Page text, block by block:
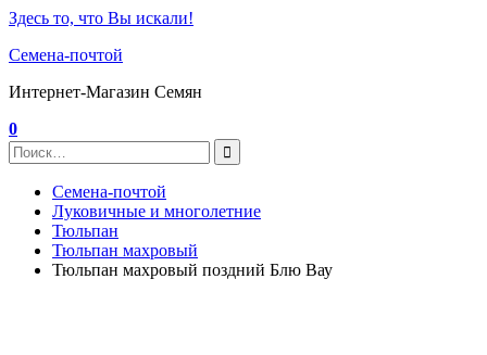
Здесь то, что Вы искали!
Семена-почтой
Интернет-Магазин Семян
0
Семена-почтой
Луковичные и многолетние
Тюльпан
Тюльпан махровый
Тюльпан махровый поздний Блю Вау